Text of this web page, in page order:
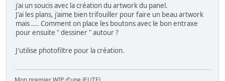
j'ai un soucis avec la création du artwork du panel.
J'ai les plans, j'aime bien trifouiller pour faire un beau artwork
mais .... Comment on place les boutons avec le bon entraxe
pour ensuite " dessiner " autour ?
J'utilise photofiltre pour la création.